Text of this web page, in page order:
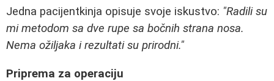
Jedna pacijentkinja opisuje svoje iskustvo: "Radili su
mi metodom sa dve rupe sa bočnih strana nosa.
Nema ožiljaka i rezultati su prirodni."
Priprema za operaciju